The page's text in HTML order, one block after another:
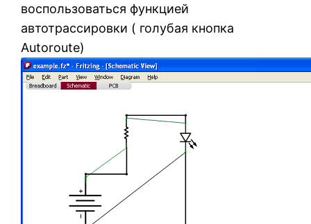
воспользоваться функцией
автотрассировки ( голубая кнопка
Autoroute)